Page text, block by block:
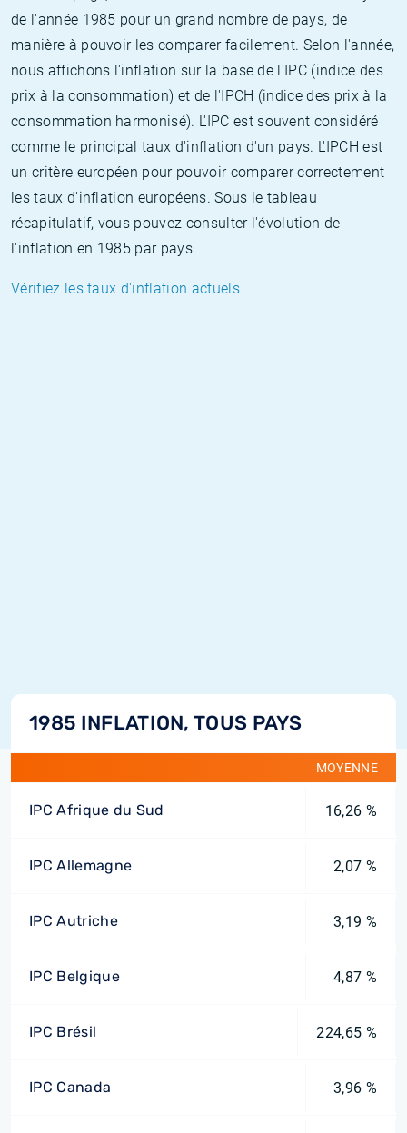
de l'année 1985 pour un grand nombre de pays, de
manière à pouvoir les comparer facilement. Selon l'année,
nous affichons l'inflation sur la base de l'IPC (indice des
prix à la consommation) et de l'IPCH (indice des prix à la
consommation harmonisé). L'IPC est souvent considéré
comme le principal taux d'inflation d'un pays. L'IPCH est
un critère européen pour pouvoir comparer correctement
les taux d'inflation européens. Sous le tableau
récapitulatif, vous pouvez consulter l'évolution de
l'inflation en 1985 par pays.
Vérifiez les taux d'inflation actuels
1985 INFLATION, TOUS PAYS
MOYENNE
IPC Afrique du Sud 16,26 %
IPC Allemagne 2,07 %
IPC Autriche 3,19 %
IPC Belgique 4,87 %
IPC Brésil 224,65 %
IPC Canada 3,96 %